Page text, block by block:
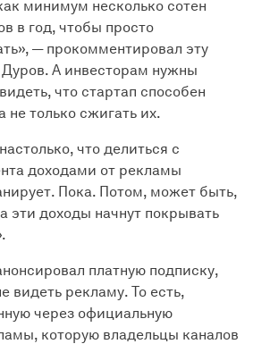
минимум несколько сотен
в год, чтобы просто
— прокомментировал эту
А инвесторам нужны
что стартап способен
не только сжигать их.
что делиться с
доходами от рекламы
Пока. Потом, может быть,
эти доходы начнут покрывать
платную подписку,
видеть рекламу. То есть,
через официальную
которую владельцы каналов